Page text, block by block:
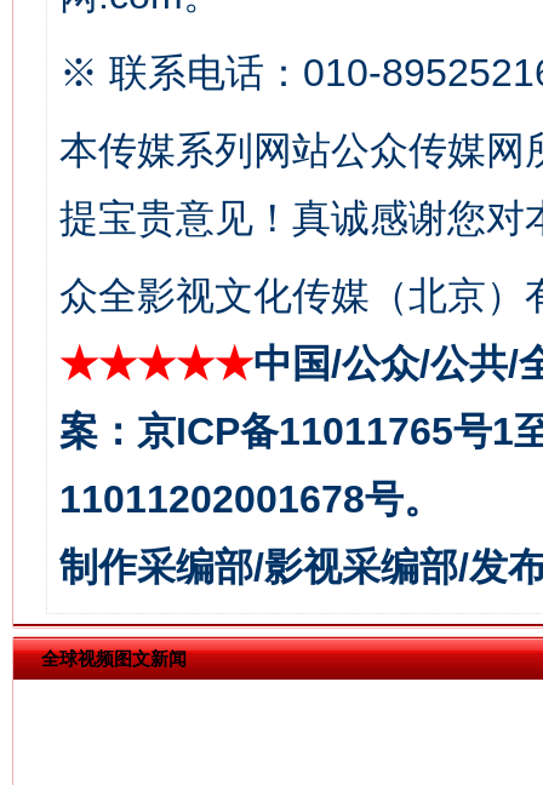
※ 联系电话：010-
本传媒系列网站公众传媒
提宝贵意见！真诚感谢您
众全影视文化传媒（北京）
★★★★★中国/公众/公共/
案：京ICP备11011765号1
11011202001678号。
制作采编部/影视采编部/发
全球视频图文新闻
习近平的博鳌关键词